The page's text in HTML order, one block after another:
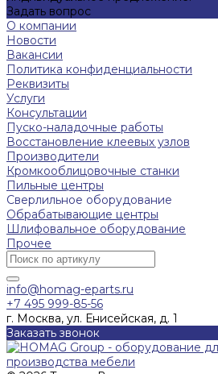
Задать вопрос
О компании
Новости
Вакансии
Политика конфиденциальности
Реквизиты
Услуги
Консультации
Пуско-наладочные работы
Восстановление клеевых узлов
Производители
Кромкооблицовочные станки
Пильные центры
Сверлильное оборудование
Обрабатывающие центры
Шлифовальное оборудование
Прочее
info@homag-eparts.ru
+7 495 999-85-56
г. Москва, ул. Енисейская, д. 1
Заказать звонок